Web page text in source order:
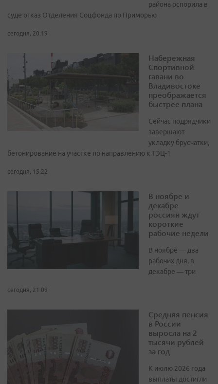
района оспорила в
суде отказ Отделения Соцфонда по Приморью
сегодня, 20:19
Набережная
Спортивной
гавани во
Владивостоке
преображается
быстрее плана
Сейчас подрядчики
завершают
укладку брусчатки,
бетонирование на участке по направлению к ТЭЦ-1
сегодня, 15:22
В ноябре и
декабре
россиян ждут
короткие
рабочие недели
В ноябре — два
рабочих дня, в
декабре — три
сегодня, 21:09
Средняя пенсия
в России
выросла на 2
тысячи рублей
за год
К июлю 2026 года
выплаты достигли